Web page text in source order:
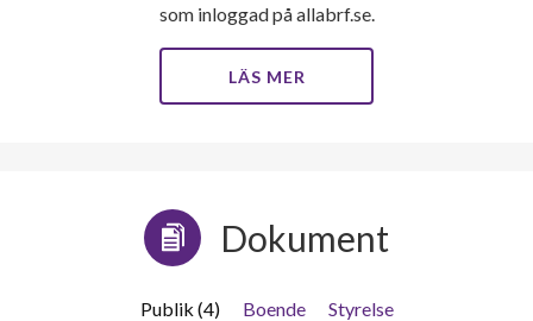
som inloggad på allabrf.se.
LÄS MER
Dokument
Publik (4) Boende
Styrelse